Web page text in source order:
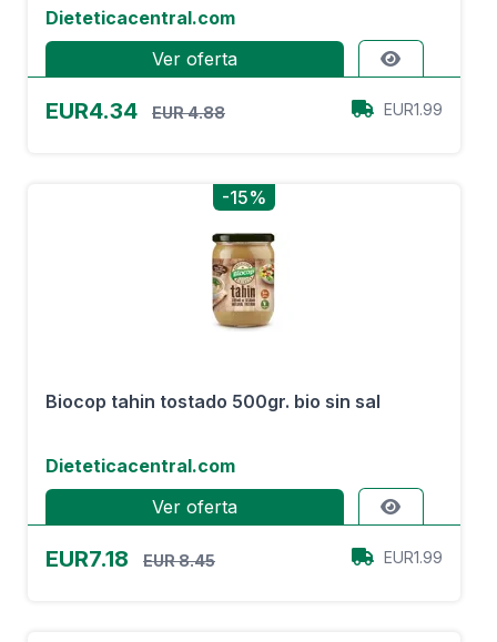
Dieteticacentral.com
Ver oferta
EUR4.34 EUR 4.88 EUR1.99
-15%
Biocop tahin tostado 500gr. bio sin sal
Dieteticacentral.com
Ver oferta
EUR7.18 EUR 8.45 EUR1.99